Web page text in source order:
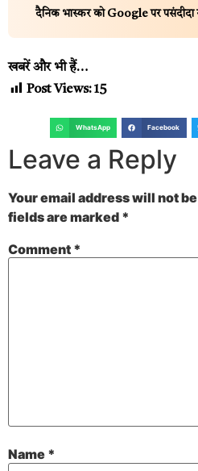
दैनिक भास्कर को Google पर पसंदीदा
खबरें और भी हैं…
Post Views:15
WhatsApp Facebook
Leave a Reply
Your email address will not
fields are marked *
Comment *
Name *